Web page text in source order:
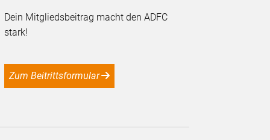
Dein Mitgliedsbeitrag macht den ADFC
stark!
Zum Beitrittsformular